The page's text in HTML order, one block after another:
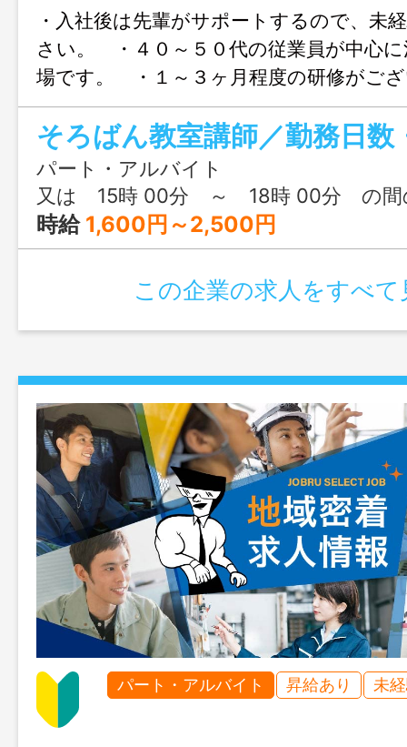
・入社後は先輩がサポートするので、未
さい。 ・４０～５０代の従業員が中心
場です。 ・１～３ヶ月程度の研修がご
徒数は３０人程度です。 ●キッズ珠算
生向けのそろばん教室の時間講師 （メ
講師） 【変更範囲：会社の指定する業
パート・アルバイト
又は 15時 00分 ～ 18時 00分 の間
時給 1,600円～2,500円
この企業の求人をすべて
パート・アルバイト 昇給あり 未